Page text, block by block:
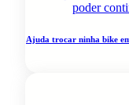
Ajuda trocar ninha bike